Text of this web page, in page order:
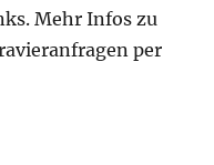
Mehr Infos zu
per